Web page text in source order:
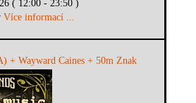
( 12:00 - 23:50 )
Více informací ...
+ Wayward Caines + 50m Znak